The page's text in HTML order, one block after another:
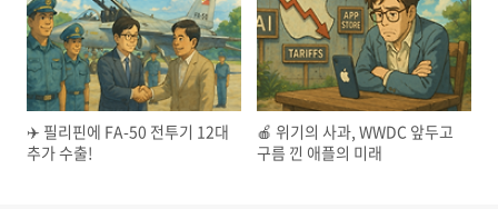
✈️ 필리핀에 FA-50 전투기 12대
추가 수출!
🍎 위기의 사과, WWDC 앞두고
구름 낀 애플의 미래